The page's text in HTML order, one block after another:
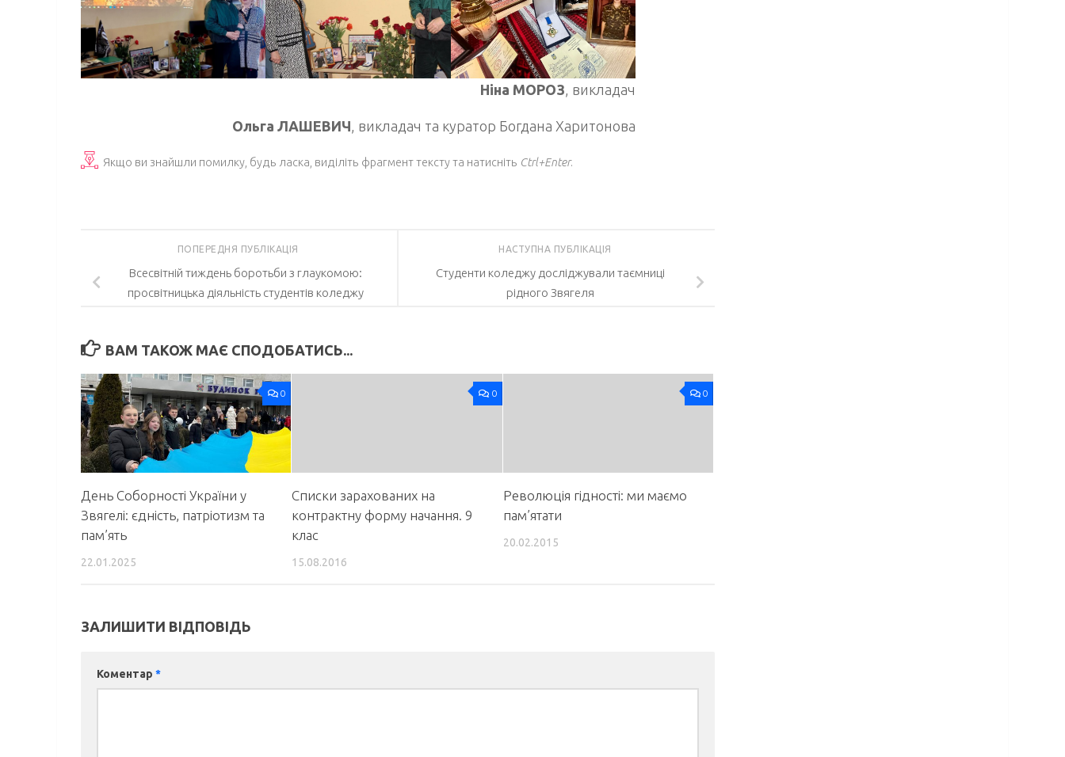
Ніна МОРОЗ, викладач
Ольга ЛАШЕВИЧ, викладач та куратор Богдана Харитонова
Якщо ви знайшли помилку, будь ласка, виділіть фрагмент тексту та натисніть Ctrl+Enter.
НАСТУПНА ПУБЛІКАЦІЯ
Студенти коледжу досліджували таємниці
рідного Звягеля
ПОПЕРЕДНЯ ПУБЛІКАЦІЯ
Всесвітній тиждень боротьби з глаукомою:
просвітницька діяльність студентів коледжу
ВАМ ТАКОЖ МАЄ СПОДОБАТИСЬ...
0
День Соборності України у
Звягелі: єдність, патріотизм та
пам’ять
22.01.2025
0
Списки зарахованих на
контрактну форму начання. 9
клас
15.08.2016
0
Революція гідності: ми маємо
пам’ятати
20.02.2015
ЗАЛИШИТИ ВІДПОВІДЬ
Коментар *